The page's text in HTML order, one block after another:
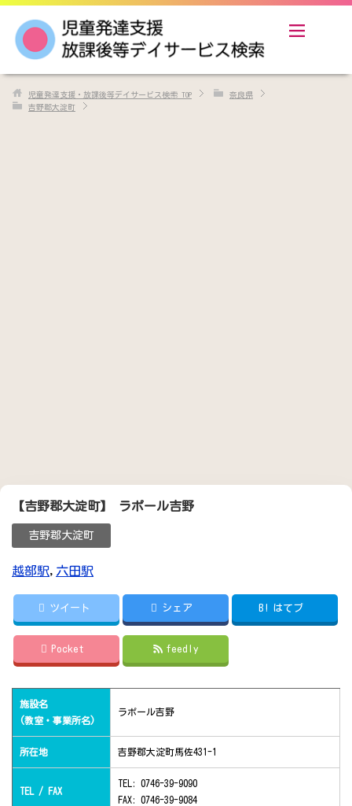
児童発達支援・放課後等デイサービス検索 TOP
奈良県
吉野郡大淀町
【吉野郡大淀町】 ラポール吉野
吉野郡大淀町
越部駅, 六田駅
ツイート シェア B! はてブ
Pocket feedly
施設名
(教室・事業所名)
ラポール吉野
所在地 吉野郡大淀町馬佐431-1
TEL / FAX
TEL: 0746-39-9090
FAX: 0746-39-9084